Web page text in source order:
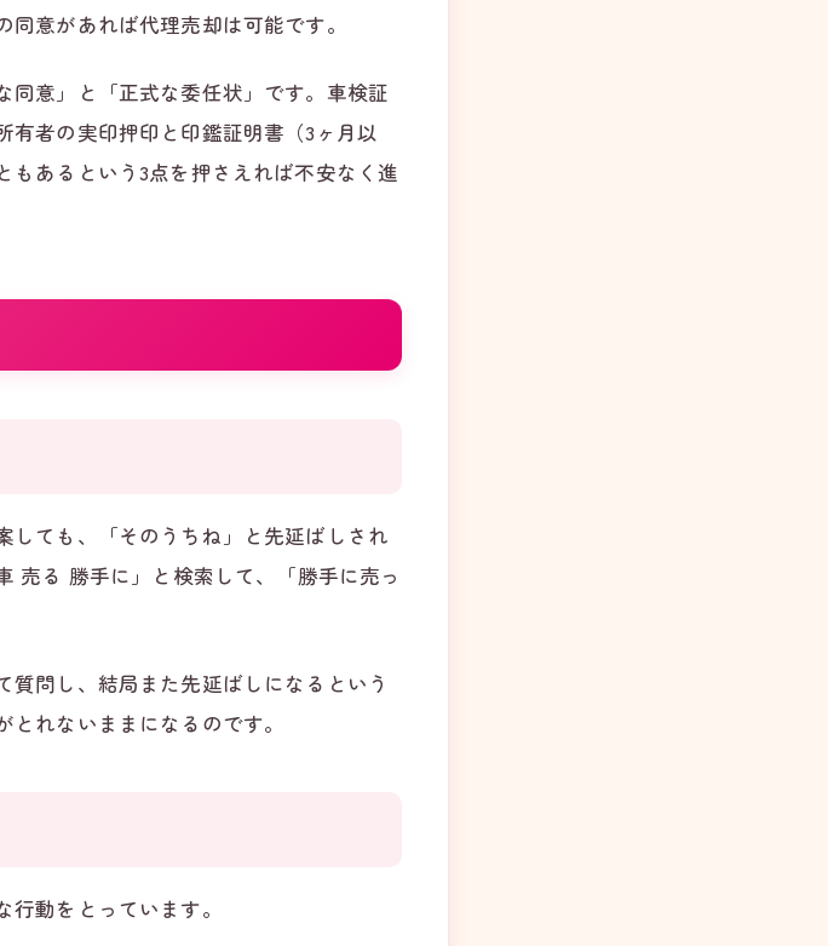
意があれば代理売却は可能です。
同意」と「正式な委任状」です。車検証
者の実印押印と印鑑証明書（3ヶ月以
あるという3点を押さえれば不安なく進
ても、「そのうちね」と先延ばしされ
売る 勝手に」と検索して、「勝手に売っ
問し、結局また先延ばしになるという
れないままになるのです。
動をとっています。